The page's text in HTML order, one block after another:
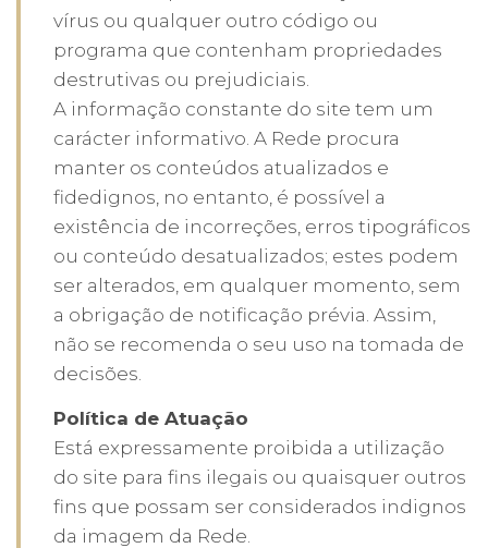
vírus ou qualquer outro código ou
programa que contenham propriedades
destrutivas ou prejudiciais.
A informação constante do site tem um
carácter informativo. A Rede procura
manter os conteúdos atualizados e
fidedignos, no entanto, é possível a
existência de incorreções, erros tipográficos
ou conteúdo desatualizados; estes podem
ser alterados, em qualquer momento, sem
a obrigação de notificação prévia. Assim,
não se recomenda o seu uso na tomada de
decisões.
Política de Atuação
Está expressamente proibida a utilização
do site para fins ilegais ou quaisquer outros
fins que possam ser considerados indignos
da imagem da Rede.